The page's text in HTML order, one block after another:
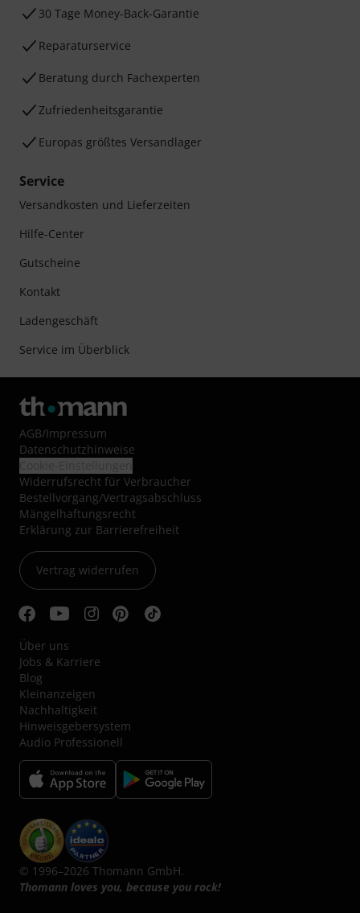
30 Tage Money-Back-Garantie
Reparaturservice
Beratung durch Fachexperten
Zufriedenheitsgarantie
Europas größtes Versandlager
Service
Versandkosten und Lieferzeiten
Hilfe-Center
Gutscheine
Kontakt
Ladengeschäft
Service im Überblick
AGB/Impressum
Datenschutzhinweise
Widerrufsrecht für Verbraucher
Bestellvorgang/Vertragsabschluss
Mängelhaftungsrecht
Erklärung zur Barrierefreiheit
Vertrag widerrufen
Über uns
Jobs & Karriere
Blog
Kleinanzeigen
Nachhaltigkeit
Hinweisgebersystem
Audio Professionell
© 1996–2026 Thomann GmbH.
Thomann loves you, because you rock!